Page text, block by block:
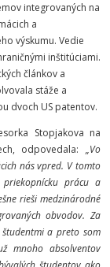
integrovaných na
a
výskumu. Vedie
inštitúciami.
článkov a
stáže a
dvoch US patentov.
Stopjakova na
odpovedala: „Vo
nás vpred. V tomto
prácu a
rieši medzinárodné
obvodov. Za
a preto som
mnoho absolventov